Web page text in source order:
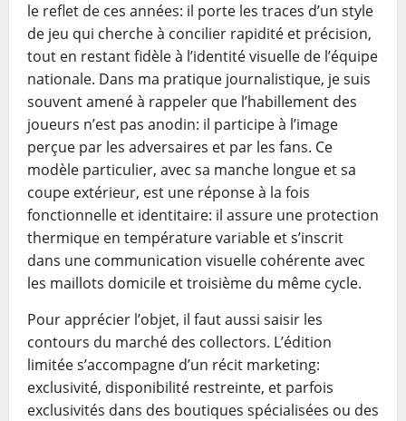
le reflet de ces années: il porte les traces d’un style
de jeu qui cherche à concilier rapidité et précision,
tout en restant fidèle à l’identité visuelle de l’équipe
nationale. Dans ma pratique journalistique, je suis
souvent amené à rappeler que l’habillement des
joueurs n’est pas anodin: il participe à l’image
perçue par les adversaires et par les fans. Ce
modèle particulier, avec sa manche longue et sa
coupe extérieur, est une réponse à la fois
fonctionnelle et identitaire: il assure une protection
thermique en température variable et s’inscrit
dans une communication visuelle cohérente avec
les maillots domicile et troisième du même cycle.
Pour apprécier l’objet, il faut aussi saisir les
contours du marché des collectors. L’édition
limitée s’accompagne d’un récit marketing:
exclusivité, disponibilité restreinte, et parfois
exclusivités dans des boutiques spécialisées ou des